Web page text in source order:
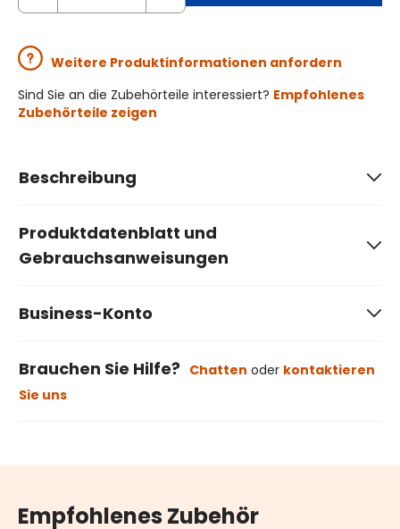
Weitere Produktinformationen anfordern
Sind Sie an die Zubehörteile interessiert? Empfohlenes
Zubehörteile zeigen
Beschreibung
Produktdatenblatt und
Gebrauchsanweisungen
Business-Konto
Brauchen Sie Hilfe? Chatten oder kontaktieren
Sie uns
Empfohlenes Zubehör